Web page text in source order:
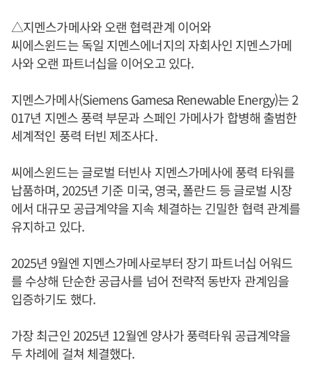
△지멘스가메사와 오랜 협력관계 이어와
씨에스윈드는 독일 지멘스에너지의 자회사인 지멘스가메
사와 오랜 파트너십을 이어오고 있다.
지멘스가메사(Siemens Gamesa Renewable Energy)는 2
017년 지멘스 풍력 부문과 스페인 가메사가 합병해 출범한
세계적인 풍력 터빈 제조사다.
씨에스윈드는 글로벌 터빈사 지멘스가메사에 풍력 타워를
납품하며, 2025년 기준 미국, 영국, 폴란드 등 글로벌 시장
에서 대규모 공급계약을 지속 체결하는 긴밀한 협력 관계를
유지하고 있다.
2025년 9월엔 지멘스가메사로부터 장기 파트너십 어워드
를 수상해 단순한 공급사를 넘어 전략적 동반자 관계임을
입증하기도 했다.
가장 최근인 2025년 12월엔 양사가 풍력타워 공급계약을
두 차례에 걸쳐 체결했다.